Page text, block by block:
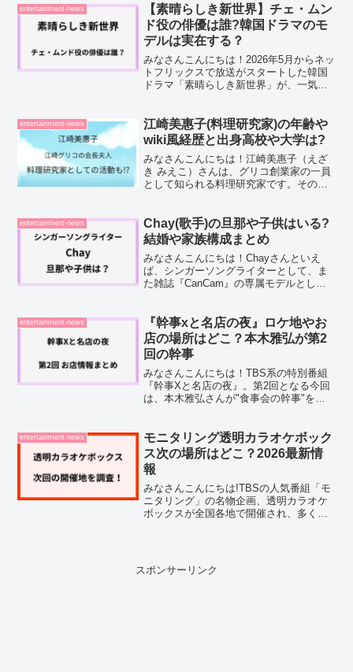
か。そこで今回は、ロマン・スコルニア
コフさんについて詳しく調...
entertainment-news
【素晴らしき新世界】チェ・ムン
ド役の俳優は誰?韓国ドラマのモ
デルは実在する？
みなさんこんにちは！2026年5月からネッ
トフリックスで放送がスタートした韓国
ドラマ「素晴らしき新世界」が、一気に
るというユニークな設定に、コメディと
ロマンスと歴史サス...
entertainment-news
江崎美惠子(料理研究家)の年齢や
wiki風経歴と出身高校や大学は?
みなさんこんにちは！江崎美惠子（えざ
き みえこ）さんは、グリコ創業家の一員
として知られる料理研究家です。その上
「美人料理研究家」として話題になって
います。私自身も記事やイ...
entertainment-news
Chay(歌手)の旦那や子供はいる?
結婚や家族構成まとめ
みなさんこんにちは！Chayさんといえ
ば、シンガーソングライターとして、ま
た雑誌『CanCam』の専属モデルとして
恋をしてみました」のヒットや、リアリ
ティ番組『テラス...
entertainment-news
『幹事xと名店の夜』ロケ地やお
店の場所はどこ？本木雅弘が第2
回の幹事
みなさんこんにちは！TBS系の特別番組
『幹事Xと名店の夜』。第2回となる今回
は、本木雅弘さんが"食事会の幹事"を務
というのですが……正直、どんなお店な
んだろう？って気に...
entertainment-news
モニタリング透明カラオケボック
ス次の場所はどこ？2026最新情
報
みなさんこんにちは!TBSの人気番組「モ
ニタリング」の名物企画、透明カラオケ
ボックスが全国各地で開催され、多くの
新の開催情報をま...
スポンサーリンク